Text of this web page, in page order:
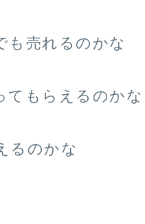
も売れるのかな
てもらえるのかな
るのかな